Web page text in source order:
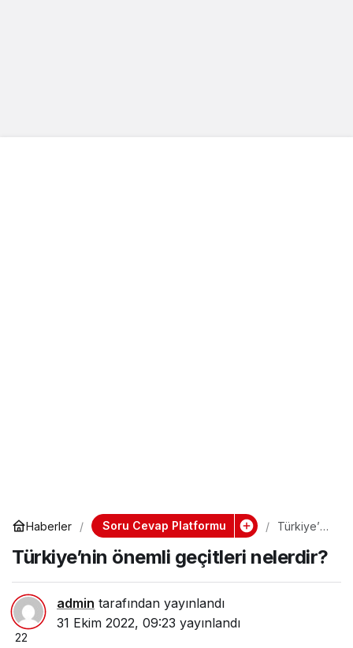
Haberler Soru Cevap Platformu
Türkiye’ni
geçitleri
nelerdir?
Türkiye’nin önemli geçitleri nelerdir?
admin tarafından yayınlandı
31 Ekim 2022, 09:23 yayınlandı
22